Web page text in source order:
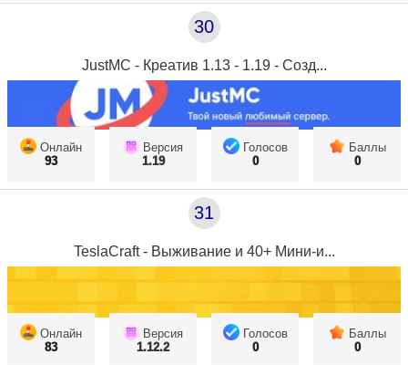
30
JustMC - Креатив 1.13 - 1.19 - Созд...
Онлайн
93
Версия
1.19
Голосов
0
Баллы
0
31
TeslaCraft - Выживание и 40+ Мини-и...
Онлайн
83
Версия
1.12.2
Голосов
0
Баллы
0